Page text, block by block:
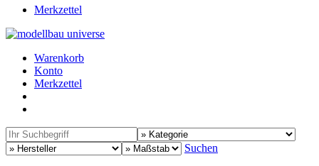
Merkzettel
Warenkorb
Konto
Merkzettel
Suchen